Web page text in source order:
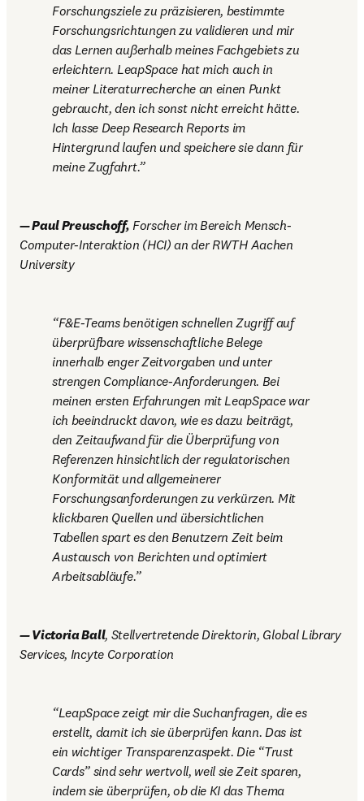
Forschungsziele zu präzisieren, bestimmte
Forschungsrichtungen zu validieren und mir
das Lernen außerhalb meines Fachgebiets zu
erleichtern. LeapSpace hat mich auch in
meiner Literaturrecherche an einen Punkt
gebraucht, den ich sonst nicht erreicht hätte.
Ich lasse Deep Research Reports im
Hintergrund laufen und speichere sie dann für
meine Zugfahrt.
— Paul Preuschoff, Forscher im Bereich Mensch-
Computer-Interaktion (HCI) an der RWTH Aachen
University
F&E-Teams benötigen schnellen Zugriff auf
überprüfbare wissenschaftliche Belege
innerhalb enger Zeitvorgaben und unter
strengen Compliance-Anforderungen. Bei
meinen ersten Erfahrungen mit LeapSpace war
ich beeindruckt davon, wie es dazu beiträgt,
den Zeitaufwand für die Überprüfung von
Referenzen hinsichtlich der regulatorischen
Konformität und allgemeinerer
Forschungsanforderungen zu verkürzen. Mit
klickbaren Quellen und übersichtlichen
Tabellen spart es den Benutzern Zeit beim
Austausch von Berichten und optimiert
Arbeitsabläufe.
— Victoria Ball, Stellvertretende Direktorin, Global Library
Services, Incyte Corporation
LeapSpace zeigt mir die Suchanfragen, die es
erstellt, damit ich sie überprüfen kann. Das ist
ein wichtiger Transparenzaspekt. Die “Trust
Cards” sind sehr wertvoll, weil sie Zeit sparen,
indem sie überprüfen, ob die KI das Thema